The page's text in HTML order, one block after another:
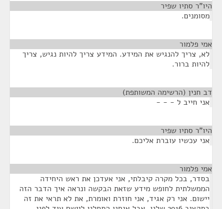
היו"ר סתיו שפיר
מסומנים.
אמי פלמור
לא, צריך להנגיש את המידע. המידע צריך להיות נגיש, צריך
להיות ברור.
דב חנין (הרשימה המשותפת)
אני חייב ל - - -
היו"ר סתיו שפיר
אני עכשיו עוברת אליכם.
אמי פלמור
בסדר, בכל מקרה קיבלתי, אני אעדכן את ראש היחידה
הממשלתית לחופש מידע שזאת הבקשה ונראה איך הדבר הזה
יישום. אני רק אגיד, אני חוזרת ואומרת, את לא תראי את זה